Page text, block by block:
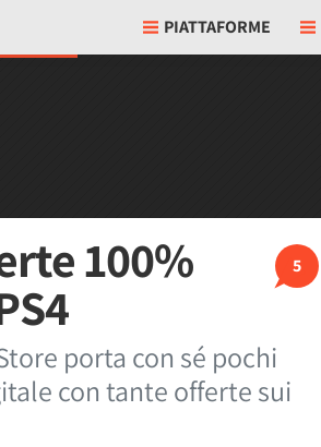
PIATTAFORME
5
100%
porta con sé pochi
con tante offerte sui